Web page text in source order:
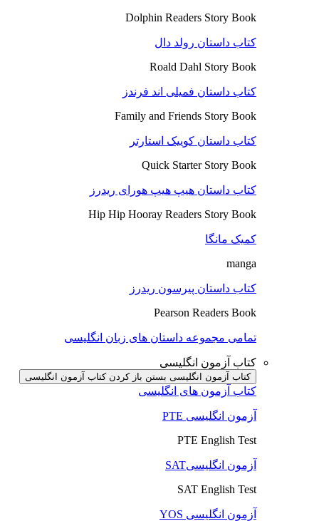
Dolphin Readers Story Book
کتاب داستان رولد دال
Roald Dahl Story Book
کتاب داستان فمیلی اند فرندز
Family and Friends Story Book
کتاب داستان کوییک استارتر
Quick Starter Story Book
کتاب داستان هیپ هیپ هورای ریدرز
Hip Hip Hooray Readers Story Book
کمیک مانگا
manga
کتاب داستان پیرسون ریدرز
Pearson Readers Book
تمامی مجموعه داستان های زبان انگلیسی
کتاب آزمون انگلیسی
کتاب آزمون انگلیسی بستن باز کردن کتاب آزمون انگلیسی
کتاب آزمون های انگلیسی
آزمون انگلیسی PTE
PTE English Test
آزمون انگلیسیSAT
SAT English Test
آزمون انگلیسی YOS